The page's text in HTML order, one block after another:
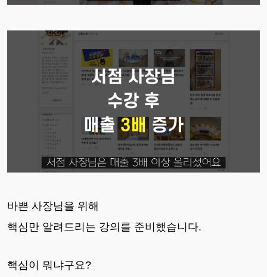
바쁜 사장님을 위해
핵심만 알려드리는 강의를 준비했습니다.
핵심이 뭐냐구요?